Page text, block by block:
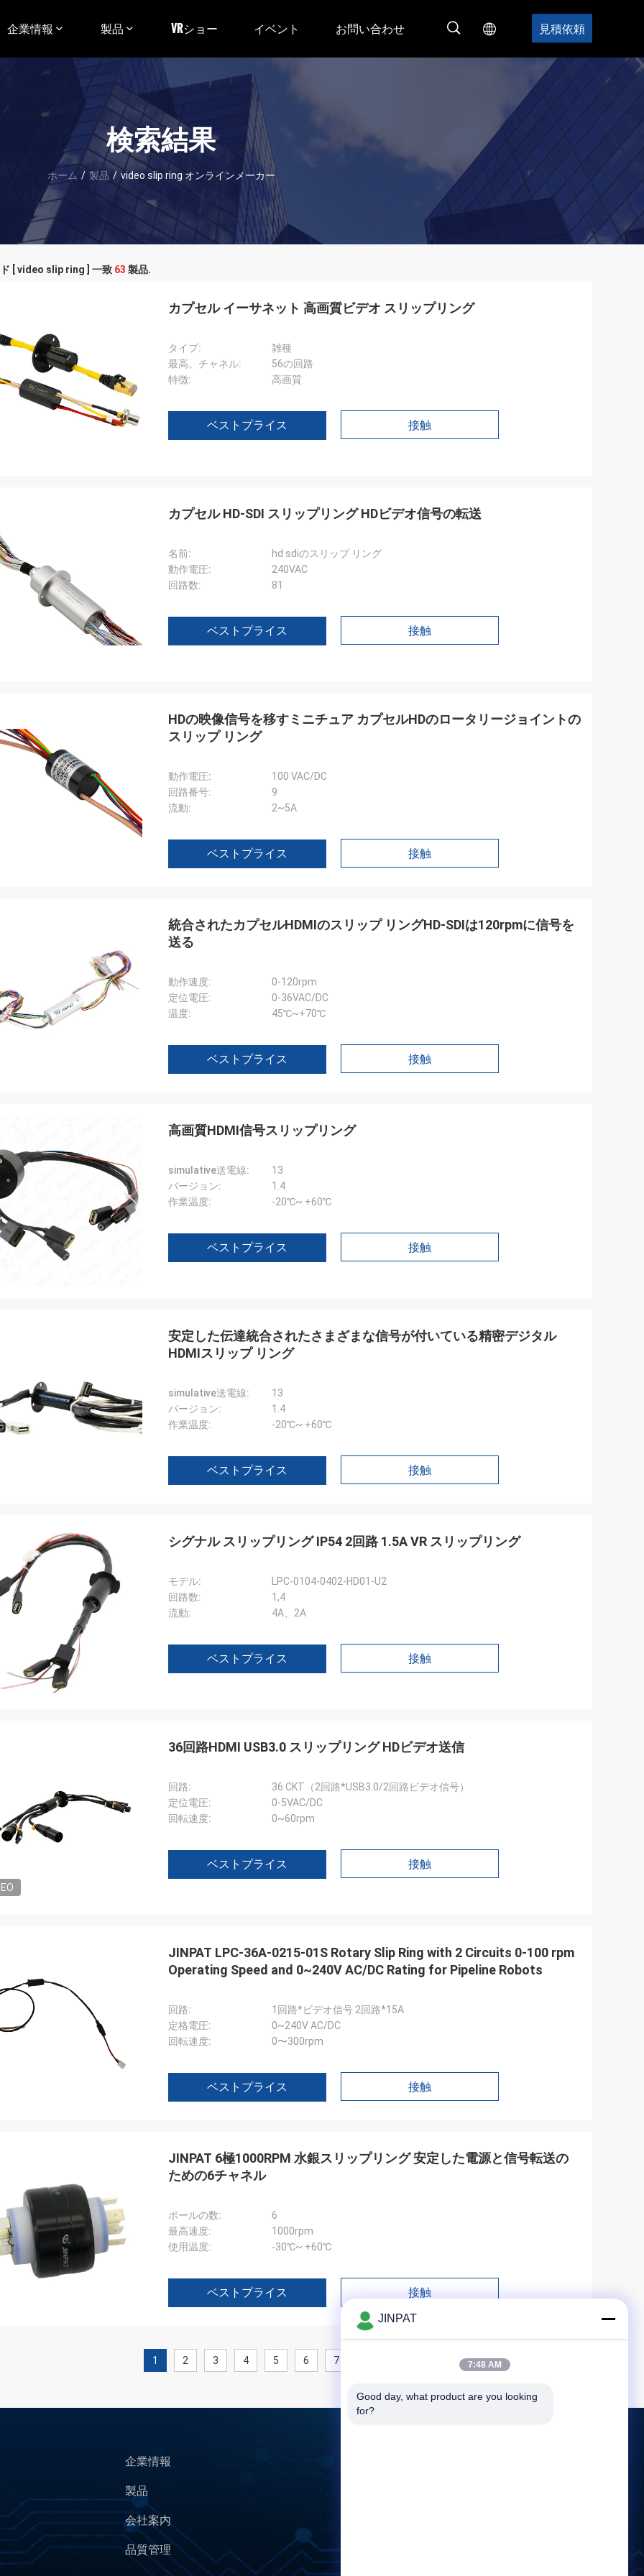
企業情報 製品 VRショー イベント お問い合わせ 見積依頼
検索結果
ホーム / 製品 / video slip ring オンラインメーカー
[ video slip ring ] 一致 63 製品.
カプセル イーサネット 高画質ビデオ スリップリング
タイプ:
雑種
最高。チャネル:
56の回路
特徴:
高画質
ベストプライス 接触
カプセル HD-SDI スリップリング HDビデオ信号の転送
名前:
hd sdiのスリップ リング
動作電圧:
240VAC
回路数:
81
ベストプライス 接触
HDの映像信号を移すミニチュア カプセルHDのロータリージョイントの
スリップ リング
動作電圧:
100 VAC/DC
回路番号:
9
流動:
2~5A
ベストプライス 接触
統合されたカプセルHDMIのスリップ リングHD-SDIは120rpmに信号を
送る
動作速度:
0-120rpm
定位電圧:
0-36VAC/DC
温度:
45℃~+70℃
ベストプライス 接触
高画質HDMI信号スリップリング
simulative送電線:
13
バージョン:
1.4
作業温度:
-20℃~ +60℃
ベストプライス 接触
安定した伝達統合されたさまざまな信号が付いている精密デジタル
HDMIスリップ リング
simulative送電線:
13
バージョン:
1.4
作業温度:
-20℃~ +60℃
ベストプライス 接触
シグナル スリップリング IP54 2回路 1.5A VR スリップリング
モデル:
LPC-0104-0402-HD01-U2
回路数:
1,4
流動:
4A、2A
ベストプライス 接触
36回路HDMI USB3.0 スリップリング HDビデオ送信
回路:
36 CKT（2回路*USB3.0/2回路ビデオ信号）
定位電圧:
0-5VAC/DC
回転速度:
0~60rpm
ベストプライス 接触
JINPAT LPC-36A-0215-01S Rotary Slip Ring with 2 Circuits 0-100 rpm
Operating Speed and 0~240V AC/DC Rating for Pipeline Robots
回路:
1回路*ビデオ信号 2回路*15A
定格電圧:
0~240V AC/DC
回転速度:
0〜300rpm
ベストプライス 接触
JINPAT 6極1000RPM 水銀スリップリング 安定した電源と信号転送の
ための6チャネル
ポールの数:
6
最高速度:
1000rpm
使用温度:
-30℃~ +60℃
ベストプライス 接触
1 2 3 4 5 6 7
企業情報
製品
会社案内
品質管理
JINPAT
7:48 AM
Good day, what product are you looking
for?